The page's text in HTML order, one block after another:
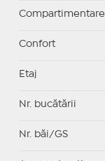
Compartimentare
Confort
Etaj
Nr. bucătării
Nr. băi/GS